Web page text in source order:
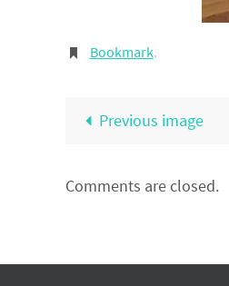
Bookmark.
Previous image
Comments are closed.